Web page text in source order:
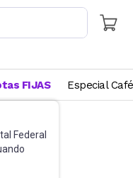
Federal
FIJAS Especial Café